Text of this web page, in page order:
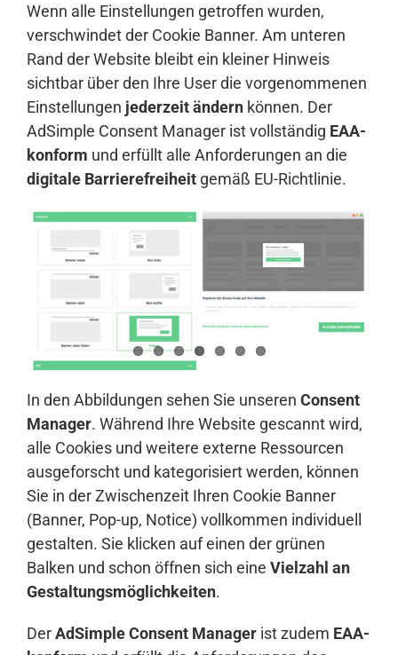
Wenn alle Einstellungen getroffen wurden,
verschwindet der Cookie Banner. Am unteren
Rand der Website bleibt ein kleiner Hinweis
sichtbar über den Ihre User die vorgenommenen
Einstellungen jederzeit ändern können. Der
AdSimple Consent Manager ist vollständig EAA-
konform und erfüllt alle Anforderungen an die
digitale Barrierefreiheit gemäß EU-Richtlinie.
In den Abbildungen sehen Sie unseren Consent
Manager. Während Ihre Website gescannt wird,
alle Cookies und weitere externe Ressourcen
ausgeforscht und kategorisiert werden, können
Sie in der Zwischenzeit Ihren Cookie Banner
(Banner, Pop-up, Notice) vollkommen individuell
gestalten. Sie klicken auf einen der grünen
Balken und schon öffnen sich eine Vielzahl an
Gestaltungsmöglichkeiten.
DerAdSimple Consent Manager ist zudem EAA-